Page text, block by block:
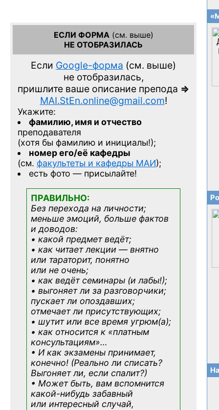
ЕСЛИ ФОРМА(см. выше)
НЕ ОТОБРАЗИЛАСЬ
Если Google-форма (см. выше)
не отобразилась,
пришлите ваше описание препода =>
MAI.StEn.online@gmail.com!
Укажите:
фамилию, имя и отчество
преподавателя
(хотя бы фамилию и инициалы!);
номер его/её кафедры
(см. факультеты и кафедры МАИ);
есть фото — присылайте!
ПРАВИЛЬНО:
Без перехода на личности;
меньше эмоций, больше фактов
и доводов:
• какой предмет ведёт;
• как читает лекции — внятно
или тараторит, понятно
или не очень;
• как ведёт семинары (и лабы!);
• выгоняет ли за разговорчики;
пускает ли опоздавших;
отмечает ли присутствующих;
• шутит или все время угрюм(а);
• как относится к «платным
консультациям»…
• И как экзамены принимает,
конечно! (Реально ли списать?
Выгоняет ли, если спалит?)
• Может быть, вам вспомнится
какой-нибудь забавный
или интересный случай,